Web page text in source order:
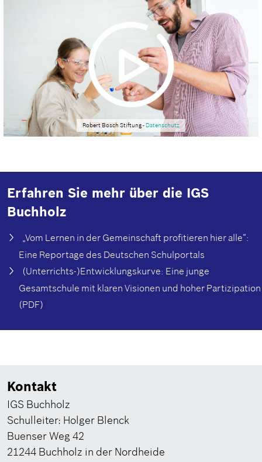
Robert Bosch Stiftung - Datenschutz
Erfahren Sie mehr über die IGS
Buchholz
„Vom Lernen in der Gemeinschaft profitieren hier alle“:
Eine Reportage des Deutschen Schulportals
(Unterrichts-)Entwicklungskurve: Eine junge
Gesamtschule mit klaren Visionen und hoher Partizipation
(PDF)
Kontakt
IGS Buchholz
Schulleiter: Holger Blenck
Buenser Weg 42
21244 Buchholz in der Nordheide